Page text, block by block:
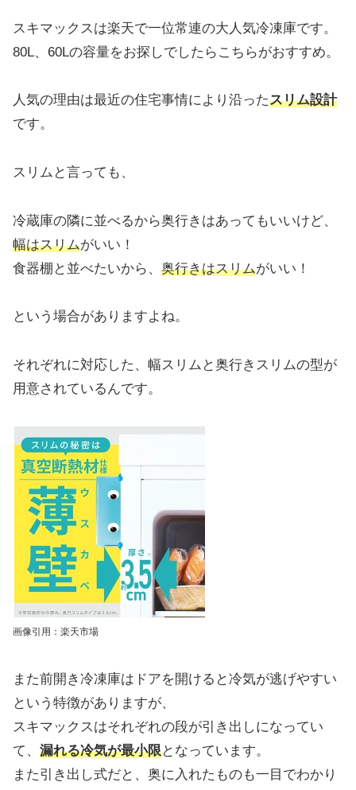
スキマックスは楽天で一位常連の大人気冷凍庫です。
80L、60Lの容量をお探しでしたらこちらがおすすめ。
人気の理由は最近の住宅事情により沿ったスリム設計
です。
スリムと言っても、
冷蔵庫の隣に並べるから奥行きはあってもいいけど、
幅はスリムがいい！
食器棚と並べたいから、 奥行きはスリムがいい！
という場合がありますよね。
それぞれに対応した、幅スリムと奥行きスリムの型が
用意されているんです。
画像引用：楽天市場
また前開き冷凍庫はドアを開けると冷気が逃げやすい
という特徴がありますが、
スキマックスはそれぞれの段が引き出しになってい
て、 漏れる冷気が最小限となっています。
また引き出し式だと、奥に入れたものも一目でわかり